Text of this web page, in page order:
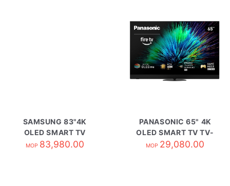
SAMSUNG 83"4K
OLED SMART TV
QA83S90HAEXZK
MOP 83,980.00
PANASONIC 65" 4K
OLED SMART TV TV-
65Z90BGH
MOP 29,080.00